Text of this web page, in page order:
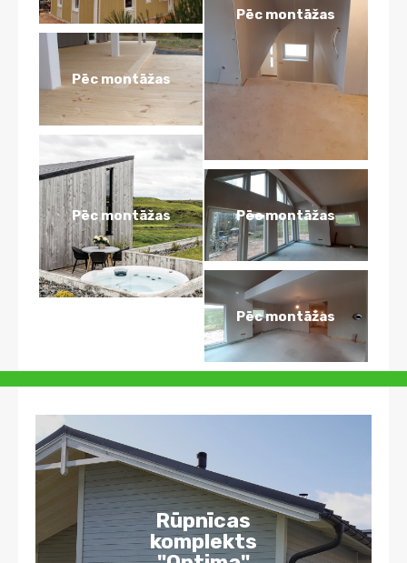
Pēc montāžas
Pēc montāžas
Pēc montāžas
Pēc montāžas
Pēc montāžas
Rūpnīcas
komplekts